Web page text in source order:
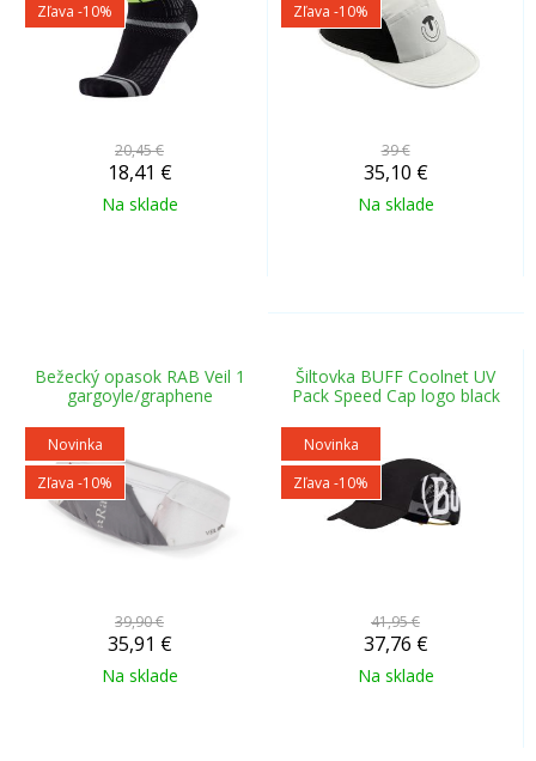
Zľava -10%
20,45 €
18,41 €
Na sklade
Zľava -10%
39 €
35,10 €
Na sklade
Bežecký opasok RAB Veil 1
gargoyle/graphene
Novinka
Zľava -10%
39,90 €
35,91 €
Na sklade
Šiltovka BUFF Coolnet UV
Pack Speed Cap logo black
Novinka
Zľava -10%
41,95 €
37,76 €
Na sklade